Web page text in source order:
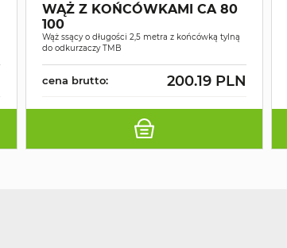
WĄŻ Z KOŃCÓWKAMI CA 80
100
Wąż ssący o długości 2,5 metra z końcówką tylną
do odkurzaczy TMB
cena brutto: 200.19 PLN